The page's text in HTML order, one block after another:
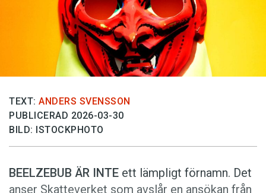
Anmäl till språkpolisen
Föreslå nyord
Annonsera
Prenumerera
Läs Språktidningen digitalt
Press
TEXT: ANDERS SVENSSON
PUBLICERAD 2026-03-30
BILD: ISTOCKPHOTO
BEELZEBUB ÄR INTE ett lämpligt förnamn. Det
anser Skatteverket som avslår en ansökan från